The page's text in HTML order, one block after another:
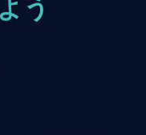
う